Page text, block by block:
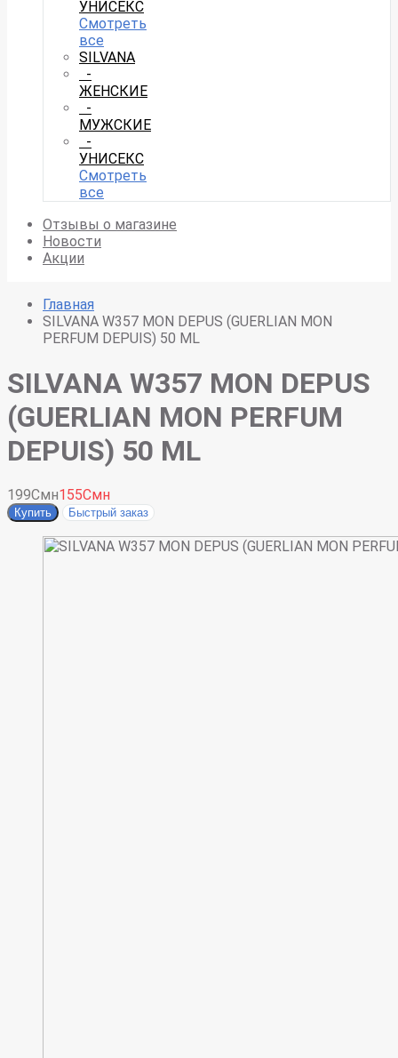
УНИСЕКС
Смотреть
все
SILVANA
-
ЖЕНСКИЕ
-
МУЖСКИЕ
-
УНИСЕКС
Смотреть
все
Отзывы о магазине
Новости
Акции
Главная
SILVANA W357 MON DEPUS (GUERLIAN MON
PERFUM DEPUIS) 50 ML
SILVANA W357 MON DEPUS
(GUERLIAN MON PERFUM
DEPUIS) 50 ML
199Смн155Смн
Купить Быстрый заказ